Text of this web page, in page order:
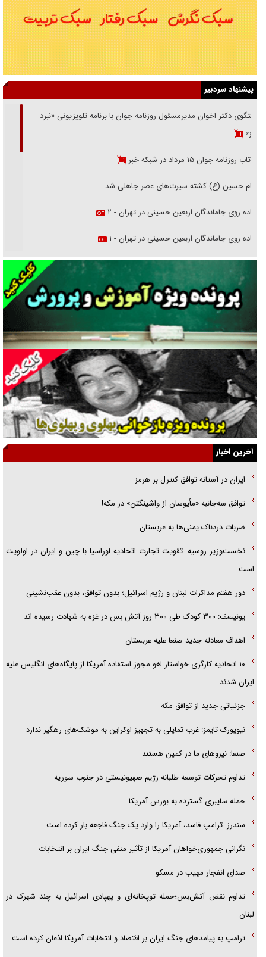
پیشنهاد سردبیر
گفتگوی دکتر اخوان مدیرمسئول روزنامه جوان با برنامه تلویزیونی «نبرد
هرمز»
بازتاب روزنامه جوان ۱۵ مرداد در شبکه خبر
امام حسین (ع) کشته سیرت‌های عصر جاهلی شد
پیاده روی جاماندگان اربعین حسینی در تهران - ۲
پیاده روی جاماندگان اربعین حسینی در تهران - ۱
فریاد‌ها و ناله‌های دوستان مبارزدلم را آتش می‌زد
تغییر رویه دشمن در ترور از شیخ فضل‌الله تا مصباح یزدی
خرید قسطی اولش خنده و آخرش گریه است!
فوتبال و آن «بالا»!
راهبرد غافلگیری با نسل جدید پهپاد‌ها
جنجال پزشکان تقلبی در صنعت زیبایی
یهودی‌ها در ادبیات داستانی اروپا؛ از شکسپیر تا دیکنز
گفت‌وگو با خواهر یکی از شهدای جنگ رمضان/ خواهرم فرمانده جهادی و
اهل خدمت بی‌منت بود
آخرین اخبار
ایران در آستانه توافق کنترل بر هرمز
توافق سه‌جانبه «مأیوسان از واشینگتن» در مکه!
ضربات دردناک یمنی‌ها به عربستان
نخست‌وزیر روسیه:‌ تقویت تجارت اتحادیه اوراسیا با چین و ایران در اولویت
است
دور هفتم مذاکرات لبنان و رژیم اسرائیل؛ بدون توافق، بدون عقب‌نشینی
یونیسف: ۳۰۰ کودک طی ۳۰۰ روز آتش بس در غزه به شهادت رسیده اند
اهداف معادله جدید صنعا علیه عربستان
۱۰ اتحادیه کارگری خواستار لغو مجوز استفاده آمریکا از پایگاه‌های انگلیس علیه
ایران شدند
جزئیاتی جدید از توافق مکه
نیویورک تایمز: غرب تمایلی به تجهیز اوکراین به موشک‌های رهگیر ندارد
صنعا: نیروهای ما در کمین‌ هستند
تداوم تحرکات توسعه طلبانه رژیم صهیونیستی در جنوب سوریه
حمله سایبری گسترده به بورس آمریکا
سندرز: ترامپ فاسد، آمریکا را وارد یک جنگ فاجعه بار کرده است
نگرانی جمهوری‌خواهان آمریکا از تأثیر منفی جنگ ایران بر انتخابات
صدای انفجار مهیب در مسکو
تداوم نقض آتش‌بس؛حمله توپخانه‌ای و پهپادی اسرائیل به چند شهرک در
لبنان
ترامپ به پیامدهای جنگ ایران بر اقتصاد و انتخابات آمریکا اذعان کرده است